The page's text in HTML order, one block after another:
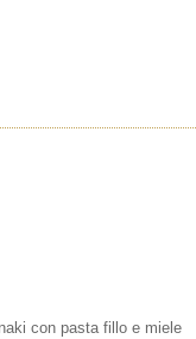
con pasta fillo e miele